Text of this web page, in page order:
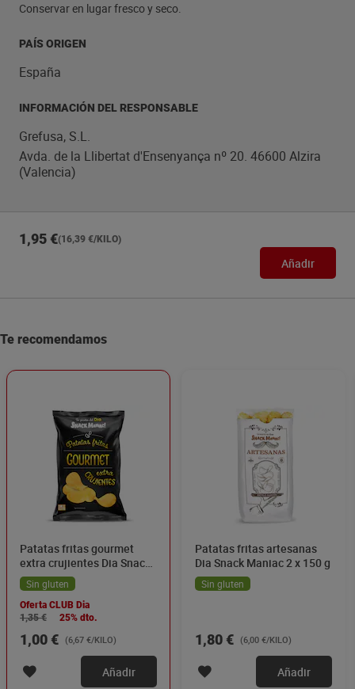
Conservar en lugar fresco y seco.
PAÍS ORIGEN
España
INFORMACIÓN DEL RESPONSABLE
Grefusa, S.L.
Avda. de la Llibertat d'Ensenyança nº 20. 46600 Alzira
(Valencia)
1,95 €(16,39 €/KILO)
Añadir
Te recomendamos
Patatas fritas gourmet
extra crujientes Dia Snack
Maniac 150 g
Sin gluten
Oferta CLUB Dia
1,35 €
25% dto.
1,00 € (6,67 €/KILO)
Añadir
Patatas fritas artesanas
Dia Snack Maniac 2 x 150 g
Sin gluten
1,80 € (6,00 €/KILO)
Añadir